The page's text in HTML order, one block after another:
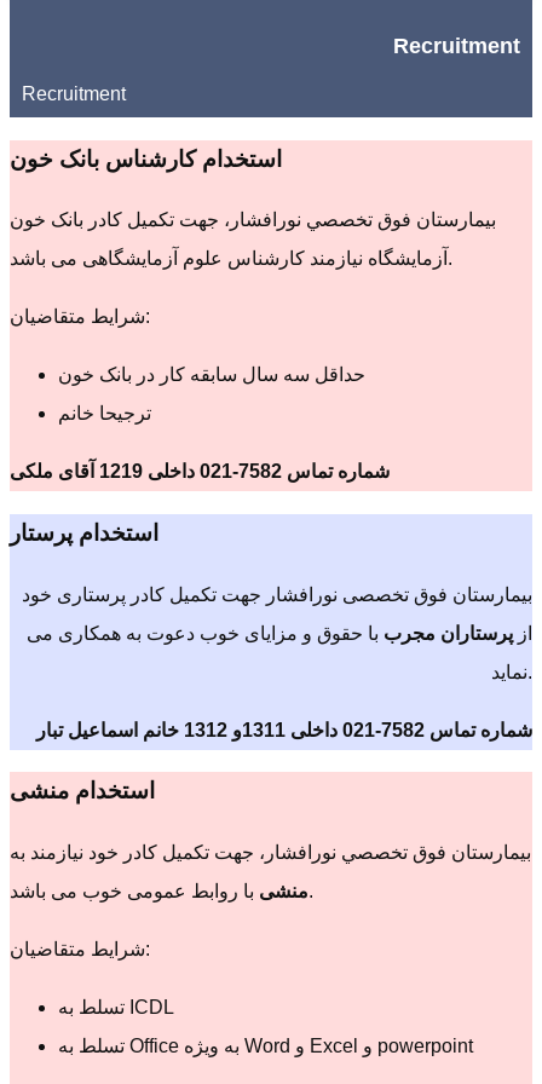
Recruitment
Recruitment
بيمارستان فوق تخصصي نورافشار، جهت تکمیل کادر بانک خون
آزمایشگاه نیازمند کارشناس علوم آزمایشگاهی می باشد.
شرایط متقاضیان:
شماره تماس 7582-021 داخلی 1219 آقای ملکی
استخدام پرستار
بیمارستان فوق تخصصی نورافشار جهت تکمیل کادر پرستاری خود
از پرستاران مجرب با حقوق و مزایای خوب دعوت به همکاری می
نماید.
شماره تماس 7582-021 داخلی 1311و 1312 خانم اسماعیل تبار
بيمارستان فوق تخصصي نورافشار، جهت تکمیل کادر خود نیازمند به
منشیبا روابط عمومی خوب می باشد.
شرایط متقاضیان:
تسلط به ICDL
تسلط به Office به ویژه Word و Excel و powerpoint